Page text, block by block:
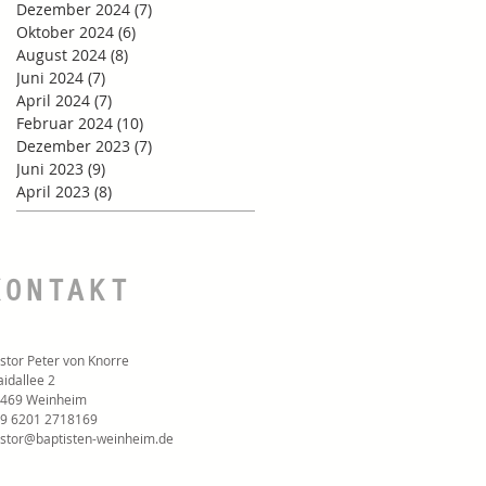
Dezember 2024 (7)
Oktober 2024 (6)
August 2024 (8)
Juni 2024 (7)
April 2024 (7)
Februar 2024 (10)
Dezember 2023 (7)
Juni 2023 (9)
April 2023 (8)
Peter von Knorre
2
Weinheim
6201 2718169‬
weinheim.de